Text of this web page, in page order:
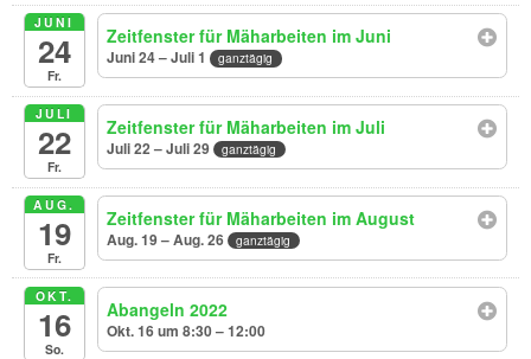
JUNI
24
Fr.
Zeitfenster für Mäharbeiten im Juni
Juni 24 – Juli 1 ganztägig
JULI
22
Fr.
Zeitfenster für Mäharbeiten im Juli
Juli 22 – Juli 29 ganztägig
AUG.
19
Fr.
Zeitfenster für Mäharbeiten im August
Aug. 19 – Aug. 26 ganztägig
OKT.
16
So.
Abangeln 2022
Okt. 16 um 8:30 – 12:00